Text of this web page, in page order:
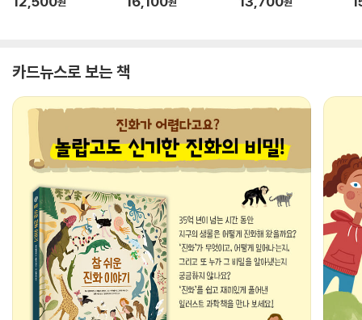
카드뉴스로 보는 책